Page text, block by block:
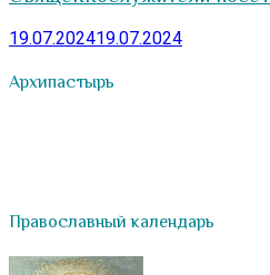
19.07.202419.07.2024
Архипастырь
Православный календарь